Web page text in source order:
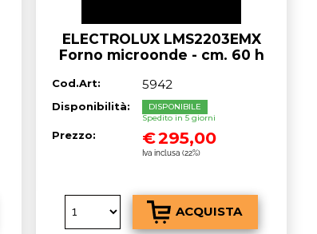
ELECTROLUX LMS2203EMX
Forno microonde - cm. 60 h
Cod.Art: 5942
Disponibilità:
DISPONIBILE
Spedito in 5 giorni
Prezzo: €295,00
Iva inclusa (22%)